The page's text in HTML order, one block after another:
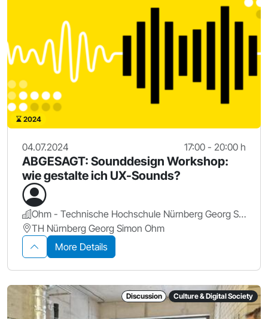
2024
04.07.2024 17:00 - 20:00 h
ABGESAGT: Sounddesign Workshop:
wie gestalte ich UX-Sounds?
Ohm - Technische Hochschule Nürnberg Georg Simon Ohm
TH Nürnberg Georg Simon Ohm
More Details
Discussion Culture & Digital Society